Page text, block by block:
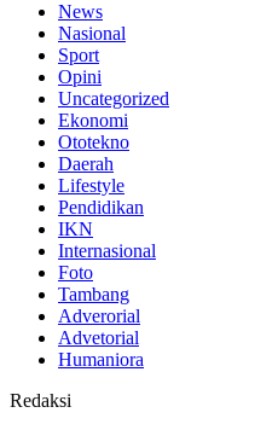
News
Nasional
Sport
Opini
Uncategorized
Ekonomi
Ototekno
Daerah
Lifestyle
Pendidikan
IKN
Internasional
Foto
Tambang
Adverorial
Advetorial
Humaniora
Redaksi